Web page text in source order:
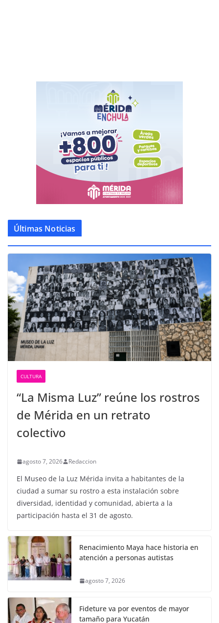
Últimas Noticias
CULTURA
“La Misma Luz” reúne los rostros
de Mérida en un retrato
colectivo
agosto 7, 2026 Redaccion
El Museo de la Luz Mérida invita a habitantes de la
ciudad a sumar su rostro a esta instalación sobre
diversidad, identidad y comunidad, abierta a la
participación hasta el 31 de agosto.
Renacimiento Maya hace historia en
atención a personas autistas
agosto 7, 2026
Fideture va por eventos de mayor
tamaño para Yucatán